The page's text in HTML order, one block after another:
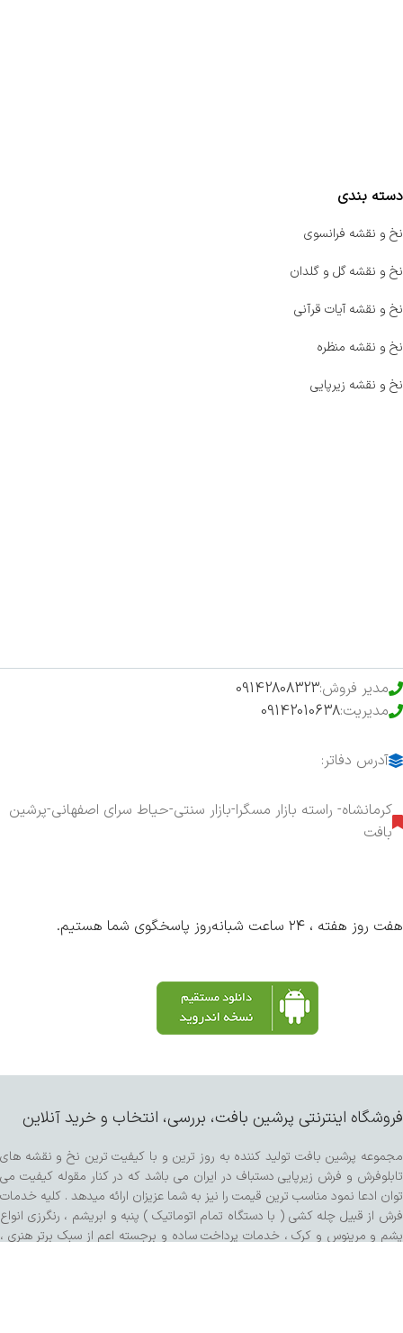
دسته بندی
نخ و نقشه فرانسوی
نخ و نقشه گل و گلدان
نخ و نقشه آیات قرآنی
نخ و نقشه منظره
نخ و نقشه زیرپایی
مدیر فروش:09142808323
مدیریت:09142010638
آدرس دفاتر:
کرمانشاه- راسته بازار مسگرا-بازار سنتی-حیاط سرای اصفهانی-پرشین
بافت
هفت روز هفته ، ۲۴ ساعت شبانه‌روز پاسخگوی شما هستیم.
فروشگاه اینترنتی پرشین بافت، بررسی، انتخاب و خرید آنلاین
مجموعه پرشین بافت تولید کننده به روز ترین و با کیفیت ترین نخ و نقشه های
تابلوفرش و فرش زیرپایی دستباف در ایران می باشد که در کنار مقوله کیفیت می
توان ادعا نمود مناسب ترین قیمت را نیز به شما عزیزان ارائه میدهد . کلیه خدمات
فرش از قبیل چله کشی ( با دستگاه تمام اتوماتیک ) پنبه و ابریشم ، رنگرزی انواع
پشم و مرینوس و کرک ، خدمات پرداخت ساده و برجسته اعم از سبک برتر هنری ،